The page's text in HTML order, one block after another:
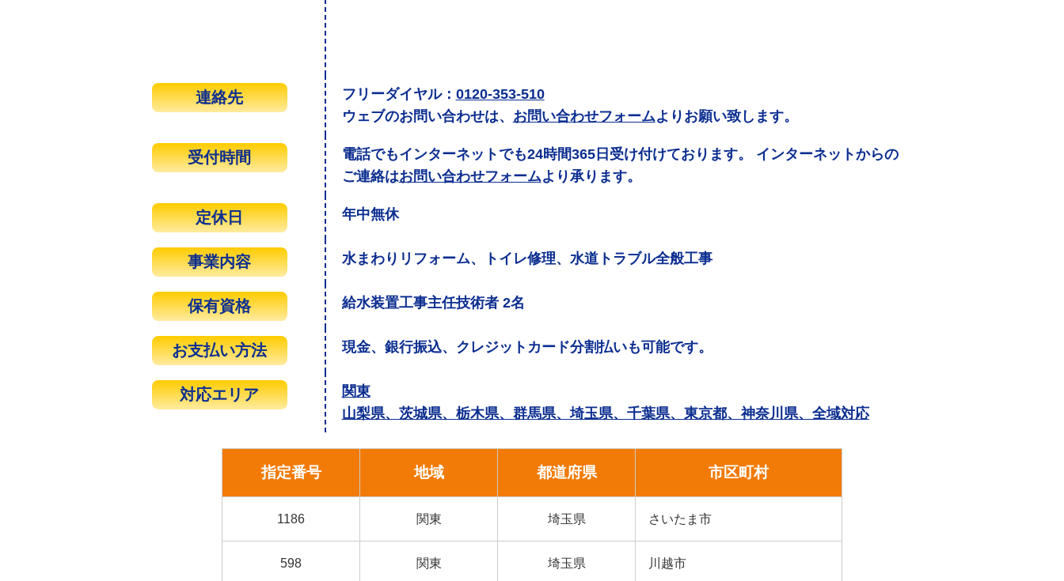
連絡先 フリーダイヤル： 0120-353-510
ウェブのお問い合わせは、 お問い合わせフォームよりお願い致します。
受付時間
電話でもインターネットでも24時間365日受け付けております。 インターネットからの
ご連絡はお問い合わせフォームより承ります。
定休日 年中無休
事業内容 水まわりリフォーム、トイレ修理、水道トラブル全般工事
保有資格 給水装置工事主任技術者 2名
お支払い方法 現金、銀行振込、クレジットカード分割払いも可能です。
対応エリア
関東
山梨県、茨城県、栃木県、群馬県、埼玉県、千葉県、東京都、神奈川県、全域対応
指定番号 地域 都道府県 市区町村
1186 関東 埼玉県 さいたま市
598 関東 埼玉県 川越市